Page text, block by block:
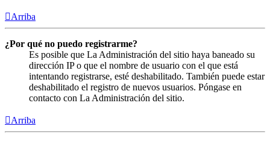
Arriba
¿Por qué no puedo registrarme?
Es posible que La Administración del sitio haya baneado su
dirección IP o que el nombre de usuario con el que está
intentando registrarse, esté deshabilitado. También puede estar
deshabilitado el registro de nuevos usuarios. Póngase en
contacto con La Administración del sitio.
Arriba